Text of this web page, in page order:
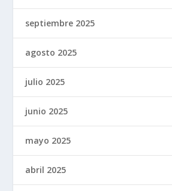
septiembre 2025
agosto 2025
julio 2025
junio 2025
mayo 2025
abril 2025